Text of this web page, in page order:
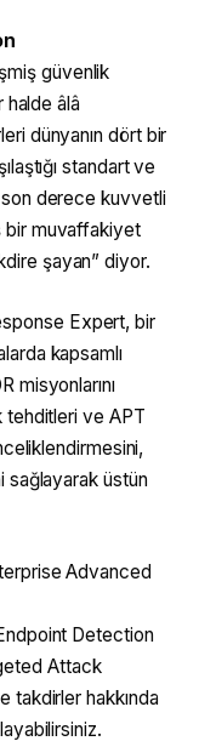
güvenlik
halde âlâ
dünyanın dört bir
standart ve
son derece kuvvetli
bir muvaffakiyet
şayan” diyor.
Expert, bir
kapsamlı
misyonlarını
tehditleri ve APT
sağlayarak üstün
Advanced
Detection
Attack
takdirler hakkında